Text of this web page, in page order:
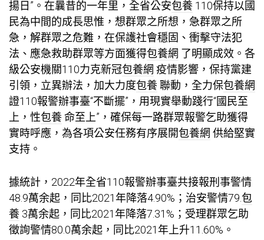
揚日”。在曩昔的一年里，全省公安包養 110保持以國
民為中間的成長思惟，想群眾之所想，急群眾之所
急，解群眾之危難，在保護社會穩固、衝擊守法犯
法、應急救助群眾等方面獲得包養網 了明顯成效。各
級公安機關110力克新冠包養網 疫情影響，保持黨建
引領，立異辦法，加大力度包養聯動，全力保包養網
證110報警辦事臺“不斷擺”，用現實舉動踐行“國民至
上，性包養命至上”，確保每一路群眾報警乞助獲得
實時呼應，為各項公安任務有序展開包養網 供給堅實
支持。
據統計，2022年全省110報警辦事臺共接報刑事警情
48.9萬余起，同比2021年降落4.90%；治安警情79.包
養 3萬余起，同比2021年降落7.31%；受理群眾乞助
徵詢警情80.0萬余起，同比2021年上升11.60%。